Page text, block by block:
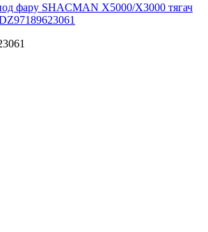
фару SHACMAN X5000/X3000 тягач